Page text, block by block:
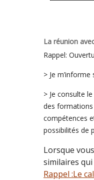
La réunion
Rappel:
> Je m’informe
> Je consulte
des
compétences
possibilités de
Lorsque
similaires
Rappel :Le